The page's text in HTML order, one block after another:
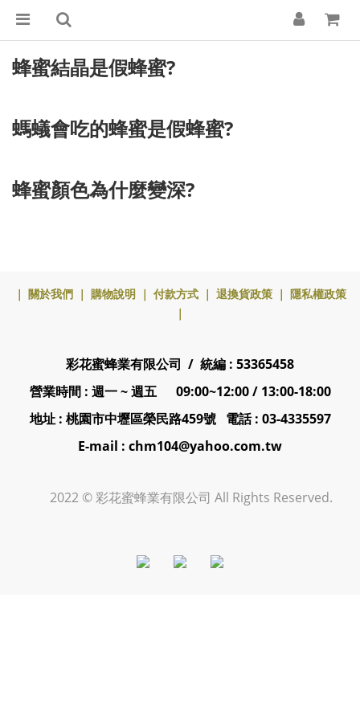
蜂蜜結晶是假蜂蜜?
螞蟻會吃的蜂蜜是假蜂蜜?
蜂蜜顏色為什麼變深?
｜ 關於我們 ｜ 購物說明 ｜ 付款方式 ｜ 退換貨政策 ｜ 隱私權政策
｜
彩花蜜蜂業有限公司 / 統編 : 53365458
營業時間 : 週一 ~ 週五 09:00~12:00 / 13:00-18:00
地址 : 桃園市中壢區榮民路459號 電話 : 03-4335597
E-mail : chm104@yahoo.com.tw
2022 © 彩花蜜蜂業有限公司 All Rights Reserved.